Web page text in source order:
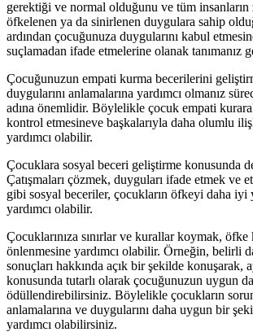
gerektiği ve normal olduğunu ve tüm insanların
öfkelenen ya da sinirlenen duygulara sahip
ardından çocuğunuza duygularını kabul
suçlamadan ifade etmelerine olanak tanımanız
Çocuğunuzun empati kurma becerilerini
duygularını anlamalarına yardımcı olmanız
adına önemlidir. Böylelikle çocuk empati
kontrol etmesineve başkalarıyla daha olumlu
yardımcı olabilir.
Çocuklara sosyal beceri geliştirme konusunda
Çatışmaları çözmek, duyguları ifade etmek ve
gibi sosyal beceriler, çocukların öfkeyi daha iyi
yardımcı olabilir.
Çocuklarınıza sınırlar ve kurallar koymak,
önlenmesine yardımcı olabilir. Örneğin, belirli
sonuçları hakkında açık bir şekilde konuşarak,
konusunda tutarlı olarak çocuğunuzun uygun
ödüllendirebilirsiniz. Böylelikle çocukların
anlamalarına ve duygularını daha uygun bir
yardımcı olabilirsiniz.